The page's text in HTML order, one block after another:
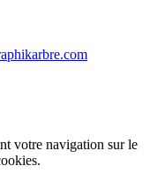
votre navigation sur le